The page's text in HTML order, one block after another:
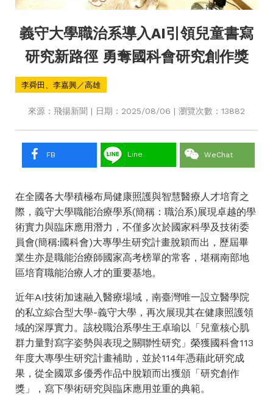
義守大學職治系導入AI引領兒童書寫
研究新路徑 勇奪國科會研究創作獎
李舜田、李嘉興／高雄
來源：飛揚新聞 | 日期：2025/08/06 | 瀏覽次數：13882
FB Line WeChat
在全國各大學積極布局健康照護與智慧醫療人才培育之
際，義守大學職能治療學系(簡稱：職治系)展現卓越的學
術實力與臨床應用潛力，不僅多次於國家科學及技術委
員會(簡稱:國科會)大專學生研究計畫脫穎而出，歷屆畢
業生亦是職能治療師國家高考榜單的常客，堪稱南部地
區培育職能治療人才的重要基地。
近年AI技術加速融入醫療場域，南臺灣唯一設立醫學院
的私立綜合型大學-義守大學，再次展現其在健康照護領
域的深厚實力。該校職治系學生王卓瑜以「兒童核心肌
群力量對寫字姿勢與表現之關聯性研究」榮獲國科會113
年度大專學生研究計畫補助，並於114年憑藉此研究成
果，從全國眾多優秀作品中脫穎而出獲頒「研究創作
獎」，寫下學術研究與臨床應用並重的典範。